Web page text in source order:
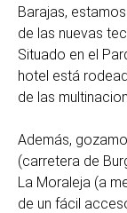
Barajas,
de las nuevas
Situado en el
hotel está
de las
Además,
(carretera de
La Moraleja (a
de un fácil